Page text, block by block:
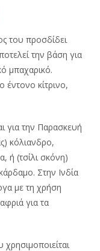
του προσδίδει
την βάση για
μπαχαρικό.
έντονο κίτρινο,
για την Παρασκευή
κόλιανδρο,
ή (τσίλι σκόνη)
Στην Ινδία
με τη χρήση
για τα